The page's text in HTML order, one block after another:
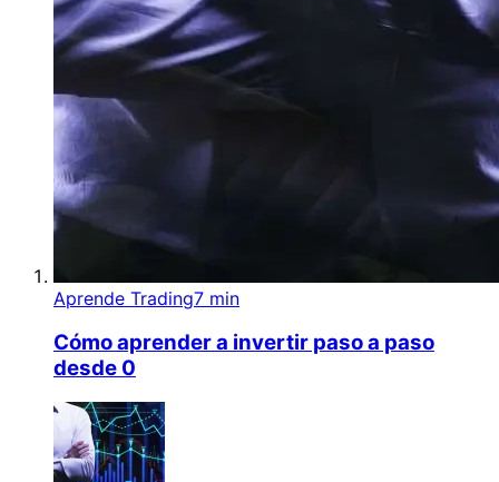
Aprende Trading7 min
Cómo aprender a invertir paso a paso
desde 0